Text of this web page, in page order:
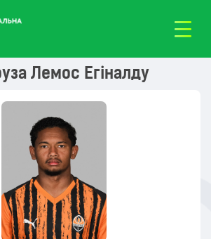
Лемос Егіналду